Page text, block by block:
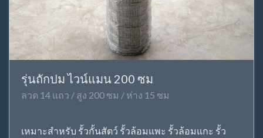
รุ่นถักปม ไวน์แมน 200 ซม
ลวด 14 แถว / สูง 200 ซม / ห่าง 15 ซม
เหมาะสำหรับ รั้วกั้นสัตว์ รั้วล้อมแพะ รั้วล้อมแกะ รั้ว